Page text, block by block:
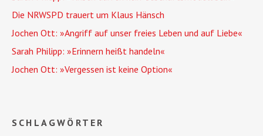
Die NRWSPD trauert um Klaus Hänsch
Jochen Ott: »Angriff auf unser freies Leben und auf Liebe«
Sarah Philipp: »Erinnern heißt handeln«
Jochen Ott: »Vergessen ist keine Option«
SCHLAGWÖRTER